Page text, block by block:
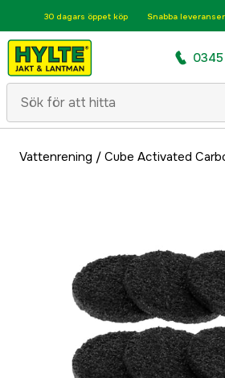
30 dagars öppet köp Snabba leveranser
Vattenrening / Cube Activated